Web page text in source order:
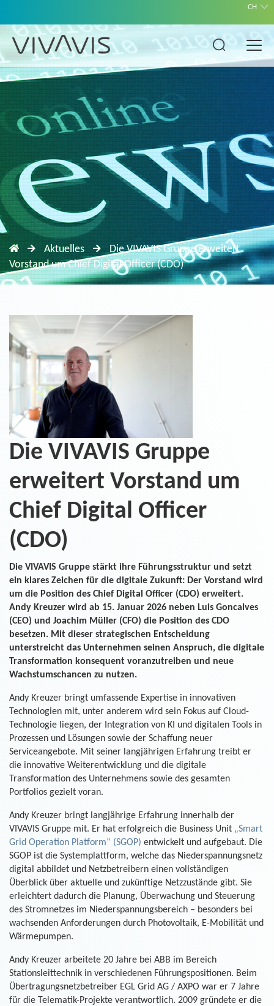
CH
Aktuelles
Die VIVAVIS Gruppe erweitert
Vorstand um Chief Digital Officer (CDO)
Die VIVAVIS Gruppe
erweitert Vorstand um
Chief Digital Officer
(CDO)
Die VIVAVIS Gruppe stärkt ihre Führungsstruktur und setzt
ein klares Zeichen für die digitale Zukunft: Der Vorstand wird
um die Position des Chief Digital Officer (CDO) erweitert.
Andy Kreuzer wird ab 15. Januar 2026 neben Luis Goncalves
(CEO) und Joachim Müller (CFO) die Position des CDO
besetzen. Mit dieser strategischen Entscheidung
unterstreicht das Unternehmen seinen Anspruch, die digitale
Transformation konsequent voranzutreiben und neue
Wachstumschancen zu nutzen.
Andy Kreuzer bringt umfassende Expertise in innovativen
Technologien mit, unter anderem wird sein Fokus auf Cloud-
Technologie liegen, der Integration von KI und digitalen Tools in
Prozessen und Lösungen sowie der Schaffung neuer
Serviceangebote. Mit seiner langjährigen Erfahrung treibt er
die innovative Weiterentwicklung und die digitale
Transformation des Unternehmens sowie des gesamten
Portfolios gezielt voran.
Andy Kreuzer bringt langjährige Erfahrung innerhalb der
VIVAVIS Gruppe mit. Er hat erfolgreich die Business Unit „Smart
Grid Operation Platform“ (SGOP) entwickelt und aufgebaut. Die
SGOP ist die Systemplattform, welche das Niederspannungsnetz
digital abbildet und Netzbetreibern einen vollständigen
Überblick über aktuelle und zukünftige Netzzustände gibt. Sie
erleichtert dadurch die Planung, Überwachung und Steuerung
des Stromnetzes im Niederspannungsbereich – besonders bei
wachsenden Anforderungen durch Photovoltaik, E-Mobilität und
Wärmepumpen.
Andy Kreuzer arbeitete 20 Jahre bei ABB im Bereich
Stationsleittechnik in verschiedenen Führungspositionen. Beim
Übertragungsnetzbetreiber EGL Grid AG / AXPO war er 7 Jahre
für die Telematik-Projekte verantwortlich. 2009 gründete er die